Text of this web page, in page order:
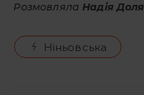
Розмовляла Надія Доля
Ніньовська